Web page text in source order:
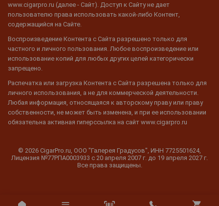
www.cigarpro.ru (далее - Сайт). Доступ к Сайту не дает
пользователю права использовать какой-либо Контент,
содержащийся на Сайте.
Воспроизведение Контента с Сайта разрешено только для
частного и личного пользования. Любое воспроизведение или
использование копий для любых других целей категорически
запрещено.
Распечатка или загрузка Контента с Сайта разрешена только для
личного использования, а не для коммерческой деятельности.
Любая информация, относящаяся к авторскому праву или праву
собственности, не может быть изменена, и при ее использовании
обязательна активная гиперссылка на сайт www.cigarpro.ru
© 2026 CigarPro.ru, ООО "Галерея Градусов", ИНН 7725501624,
Лицензия №77РПА0003933 c 20 апреля 2007 г. до 19 апреля 2027 г.
Все права защищены.